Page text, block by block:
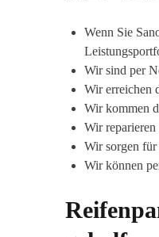
Wenn Sie
Wir sind per
Wir erreichen
Wir kommen
Wir
Wir sorgen
Wir können